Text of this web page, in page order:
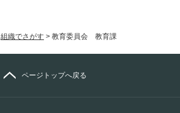
組織でさがす > 教育委員会 教育課
ページトップへ戻る